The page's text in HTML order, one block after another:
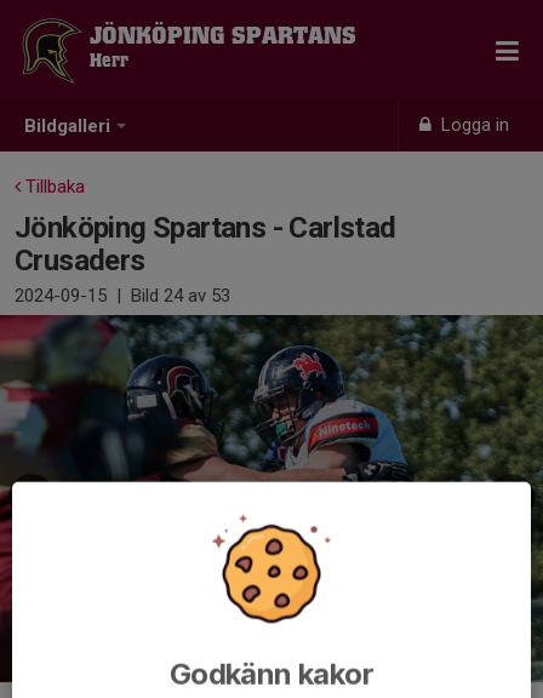
Bildgalleri Logga in
JÖNKÖPING SPARTANS
Herr
Tillbaka
Jönköping Spartans - Carlstad
Crusaders
2024-09-15 | Bild 24av 53
Godkänn kakor